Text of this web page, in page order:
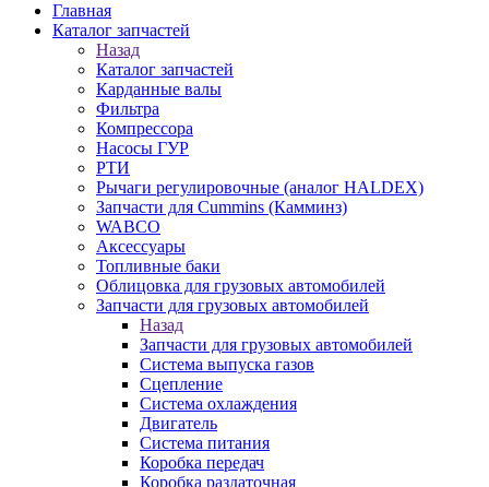
Главная
Каталог запчастей
Назад
Каталог запчастей
Карданные валы
Фильтра
Компрессора
Насосы ГУР
РТИ
Рычаги регулировочные (аналог HALDEX)
Запчасти для Cummins (Камминз)
WABCO
Аксессуары
Топливные баки
Облицовка для грузовых автомобилей
Запчасти для грузовых автомобилей
Назад
Запчасти для грузовых автомобилей
Система выпуска газов
Сцепление
Система охлаждения
Двигатель
Система питания
Коробка передач
Коробка раздаточная